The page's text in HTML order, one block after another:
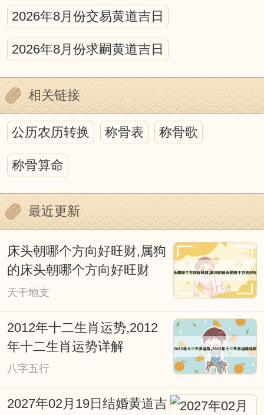
在日、月、星的运动中，蕴藏着万物消长
的规律，寓含着深奥的物候原理。因此，
在研究人与自然的关系中，离不开日月星
的运行，而中国古代的历法正是为这种研
究，提供了最好的时空背景。
历法上的吉凶之说虽然充满迷信色
哲学、天文、地理、自然生态等诸多方面
丰富的内涵，并蕴藏着人们如何顺应自然
的论述。重要的是，我们不能否认其中蕴
含的心理因素。迷信附会和不加分析的批
判都是不可取的，我们今天以科学态度去
深入探究它，对阐明我国古代传统文化应
择日重要吗？择日就是择吉，也叫看
日子择吉日，本站是免费择日网。择日是
化活动、皇家礼祭，道家佛家的各种活
2026年8月份交易黄道吉日
2026年8月份求嗣黄道吉日
相关链接
公历农历转换 称骨表 称骨歌
称骨算命
最近更新
床头朝哪个方向好旺财,属狗
的床头朝哪个方向好旺财
天干地支
2012年十二生肖运势,2012
年十二生肖运势详解
八字五行
2027年02月19日结婚黄道吉